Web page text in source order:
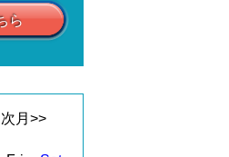
ら
次月>>